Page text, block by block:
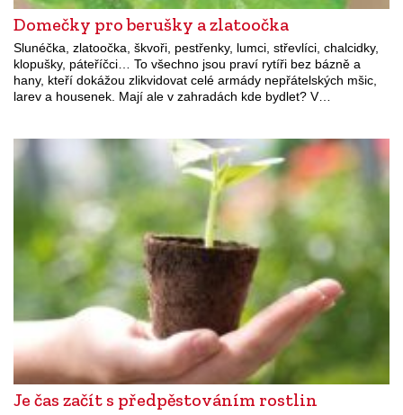
Domečky pro berušky a zlatoočka
Slunéčka, zlatoočka, škvoři, pestřenky, lumci, střevlíci, chalcidky,
klopušky, páteříčci… To všechno jsou praví rytíři bez bázně a
hany, kteří dokážou zlikvidovat celé armády nepřátelských mšic,
larev a housenek. Mají ale v zahradách kde bydlet? V…
Je čas začít s předpěstováním rostlin